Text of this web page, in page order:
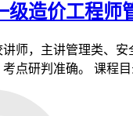
级造价工程师
师，主讲管理类、
点研判准确。 课程